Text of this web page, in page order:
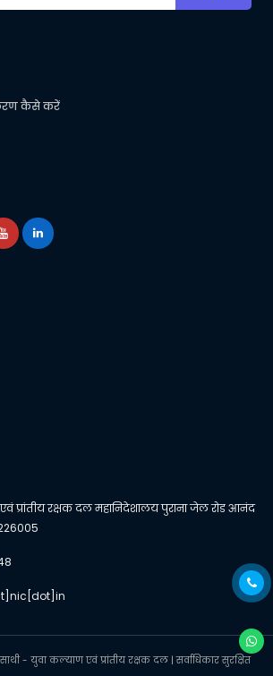
कैसे करें
प्रांतीय रक्षक दल महानिदेशालय पुराना जेल रोड आनंद
- युवा कल्याण एवं प्रांतीय रक्षक दल | सर्वाधिकार सुरक्षित